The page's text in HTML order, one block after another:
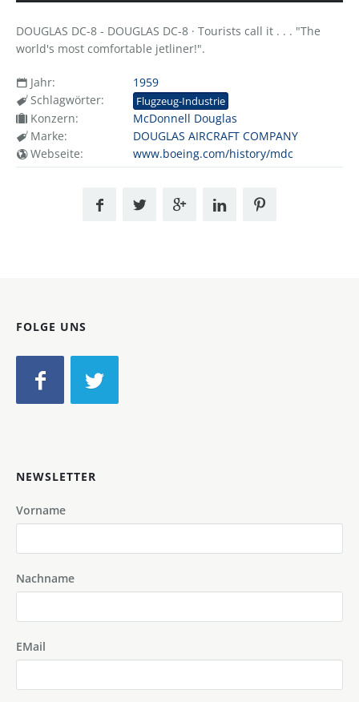
DOUGLAS DC-8 - DOUGLAS DC-8 · Tourists call it . . . "The
world's most comfortable jetliner!".
Jahr:
1959
Schlagwörter:
Flugzeug-Industrie
Konzern:
McDonnell Douglas
Marke:
DOUGLAS AIRCRAFT COMPANY
Webseite:
www.boeing.com/history/mdc
FOLGE UNS
NEWSLETTER
Vorname
Nachname
EMail